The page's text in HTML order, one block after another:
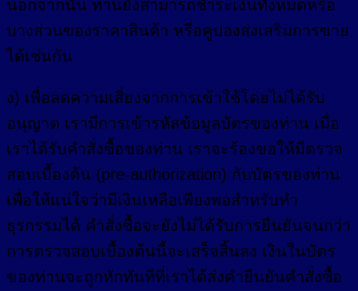
นอกจากนั้น ท่านยังสามารถชำระเงินทั้งหมดหรือ
บางส่วนของราคาสินค้า หรือคูปองส่งเสริมการขาย
ได้เช่นกัน
ง) เพื่อลดความเสี่ยงจากการเข้าใช้โดยไม่ได้รับ
อนุญาต เรามีการเข้ารหัสข้อมูลบัตรของท่าน เมื่อ
เราได้รับคำสั่งซื้อของท่าน เราจะร้องขอให้มีตรวจ
สอบเบื้องต้น (pre-authorization) กับบัตรของท่าน
เพื่อให้แน่ใจว่ามีเงินเหลือเพียงพอสำหรับทำ
ธุรกรรมได้ คำสั่งซื้อจะยังไม่ได้รับการยืนยันจนกว่า
การตรวจสอบเบื้องต้นนี้จะเสร็จสิ้นลง เงินในบัตร
ของท่านจะถูกหักทันทีที่เราได้ส่งคำยืนยันคำสั่งซื้อ